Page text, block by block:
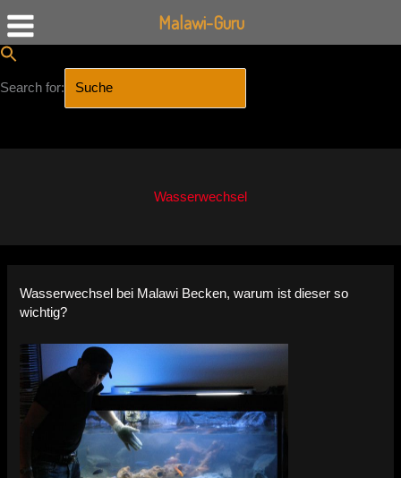
Search for:
Wasserwechsel
Wasserwechsel bei Malawi Becken, warum ist dieser so
wichtig?
Malawi-Guru